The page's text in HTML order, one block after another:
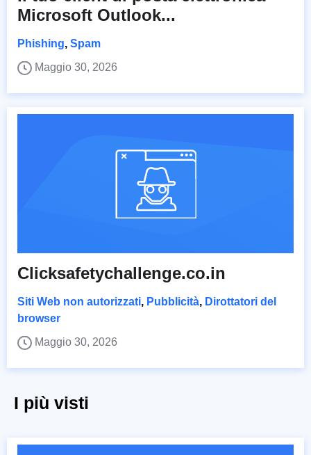
Microsoft Outlook...
Phishing, Spam
Maggio 30, 2026
Clicksafetychallenge.co.in
Siti Web non autorizzati, Pubblicità, Dirottatori del
browser
Maggio 30, 2026
I più visti